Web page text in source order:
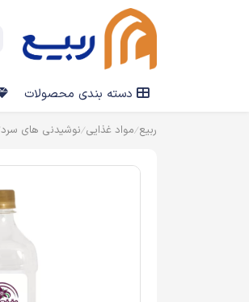
دسته بندی محصولات
ربیع مواد غذایی نوشیدنی های سرد